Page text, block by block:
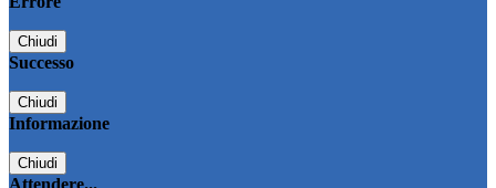
Chiudi
Successo
Chiudi
Informazione
Chiudi